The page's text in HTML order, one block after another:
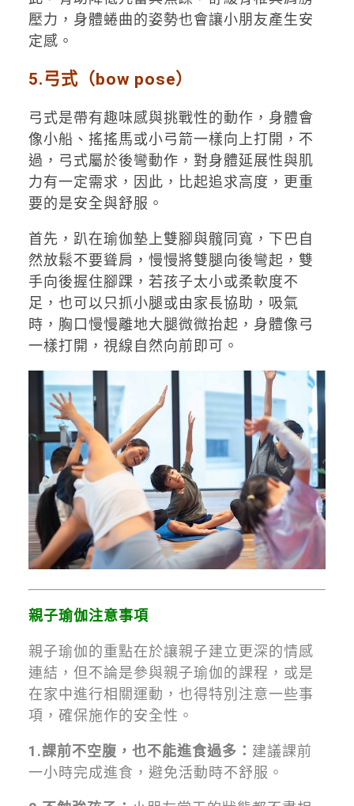
壓力，身體蜷曲的姿勢也會讓小朋友產生安
定感。
5.弓式（bow pose）
弓式是帶有趣味感與挑戰性的動作，身體會
像小船、搖搖馬或小弓箭一樣向上打開，不
過，弓式屬於後彎動作，對身體延展性與肌
力有一定需求，因此，比起追求高度，更重
要的是安全與舒服。
首先，趴在瑜伽墊上雙腳與髖同寬，下巴自
然放鬆不要聳肩，慢慢將雙腿向後彎起，雙
手向後握住腳踝，若孩子太小或柔軟度不
足，也可以只抓小腿或由家長協助，吸氣
時，胸口慢慢離地大腿微微抬起，身體像弓
一樣打開，視線自然向前即可。
親子瑜伽注意事項
親子瑜伽的重點在於讓親子建立更深的情感
連結，但不論是參與親子瑜伽的課程，或是
在家中進行相關運動，也得特別注意一些事
項，確保施作的安全性。
1.課前不空腹，也不能進食過多： 建議課前
一小時完成進食，避免活動時不舒服。